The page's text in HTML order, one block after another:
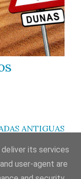
ANTIGUAS
its services
user-agent are